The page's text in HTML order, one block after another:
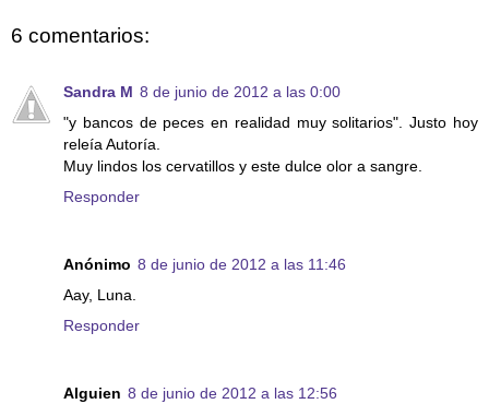
6 comentarios:
Sandra M 8 de junio de 2012 a las 0:00
"y bancos de peces en realidad muy solitarios". Justo hoy
releía Autoría.
Muy lindos los cervatillos y este dulce olor a sangre.
Responder
Anónimo 8 de junio de 2012 a las 11:46
Aay, Luna.
Responder
Alguien 8 de junio de 2012 a las 12:56